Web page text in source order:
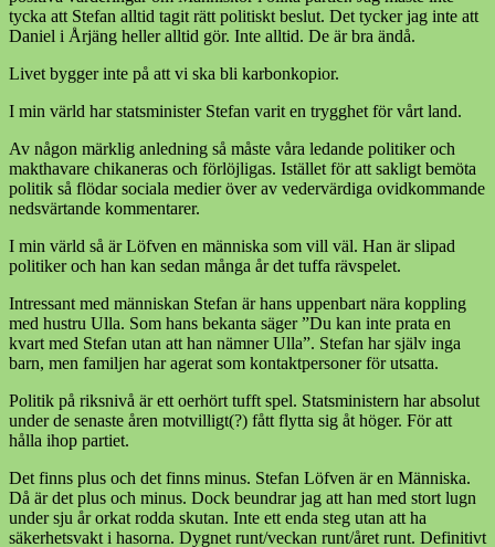
tycka att Stefan alltid tagit rätt politiskt beslut. Det tycker jag inte att
Daniel i Årjäng heller alltid gör. Inte alltid. De är bra ändå.
Livet bygger inte på att vi ska bli karbonkopior.
I min värld har statsminister Stefan varit en trygghet för vårt land.
Av någon märklig anledning så måste våra ledande politiker och
makthavare chikaneras och förlöjligas. Istället för att sakligt bemöta
politik så flödar sociala medier över av vedervärdiga ovidkommande
nedsvärtande kommentarer.
I min värld så är Löfven en människa som vill väl. Han är slipad
politiker och han kan sedan många år det tuffa rävspelet.
Intressant med människan Stefan är hans uppenbart nära koppling
med hustru Ulla. Som hans bekanta säger ”Du kan inte prata en
kvart med Stefan utan att han nämner Ulla”. Stefan har själv inga
barn, men familjen har agerat som kontaktpersoner för utsatta.
Politik på riksnivå är ett oerhört tufft spel. Statsministern har absolut
under de senaste åren motvilligt(?) fått flytta sig åt höger. För att
hålla ihop partiet.
Det finns plus och det finns minus. Stefan Löfven är en Människa.
Då är det plus och minus. Dock beundrar jag att han med stort lugn
under sju år orkat rodda skutan. Inte ett enda steg utan att ha
säkerhetsvakt i hasorna. Dygnet runt/veckan runt/året runt. Definitivt